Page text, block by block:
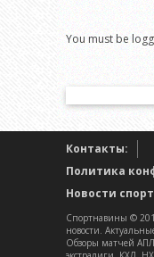
You must be
Контакты:
Политика
Новости
Спортнавины ©
новости.
Обзоры матчей